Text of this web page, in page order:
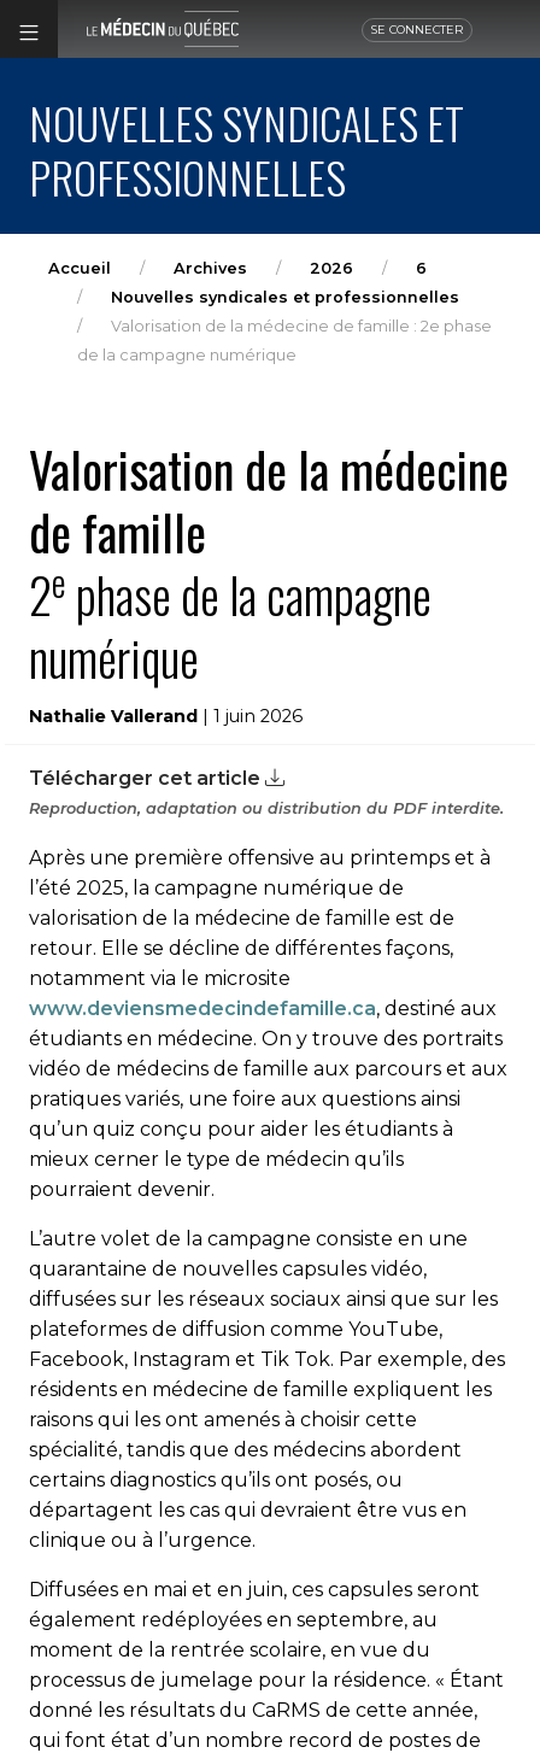
SE CONNECTER
NOUVELLES SYNDICALES ET
PROFESSIONNELLES
Accueil Archives 2026
6
Nouvelles syndicales et professionnelles
Valorisation de la médecine de famille : 2e phase
de la campagne numérique
Valorisation de la médecine
de famille
2e phase de la campagne
numérique
Nathalie Vallerand | 1 juin 2026
Télécharger cet article
Reproduction, adaptation ou distribution du PDF interdite.
Après une première offensive au printemps et à
l’été 2025, la campagne numérique de
valorisation de la médecine de famille est de
retour. Elle se décline de différentes façons,
notamment via le microsite
www.deviensmedecindefamille.ca, destiné aux
étudiants en médecine. On y trouve des portraits
vidéo de médecins de famille aux parcours et aux
pratiques variés, une foire aux questions ainsi
qu’un quiz conçu pour aider les étudiants à
mieux cerner le type de médecin qu’ils
pourraient devenir.
L’autre volet de la campagne consiste en une
quarantaine de nouvelles capsules vidéo,
diffusées sur les réseaux sociaux ainsi que sur les
plateformes de diffusion comme YouTube,
Facebook, Instagram et Tik Tok. Par exemple, des
résidents en médecine de famille expliquent les
raisons qui les ont amenés à choisir cette
spécialité, tandis que des médecins abordent
certains diagnostics qu’ils ont posés, ou
départagent les cas qui devraient être vus en
clinique ou à l’urgence.
Diffusées en mai et en juin, ces capsules seront
également redéployées en septembre, au
moment de la rentrée scolaire, en vue du
processus de jumelage pour la résidence. « Étant
donné les résultats du CaRMS de cette année,
qui font état d’un nombre record de postes de